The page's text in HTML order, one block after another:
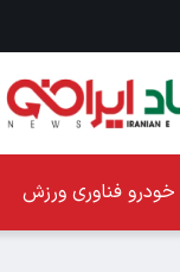
خودرو فناوری ورزش